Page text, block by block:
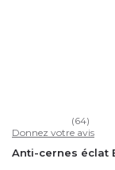
(64)
Donnez votre avis
Anti-cernes éclat